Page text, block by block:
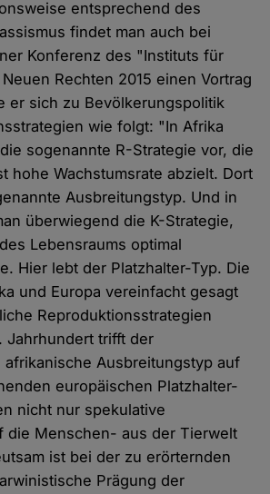
entsprechend des
findet man auch bei
Konferenz des "Instituts für
Rechten 2015 einen Vortrag
er sich zu Bevölkerungspolitik
wie folgt: "In Afrika
sogenannte R-Strategie vor, die
hohe Wachstumsrate abzielt. Dort
Ausbreitungstyp. Und in
überwiegend die K-Strategie,
Lebensraums optimal
Hier lebt der Platzhalter-Typ. Die
und Europa vereinfacht gesagt
Reproduktionsstrategien
Jahrhundert trifft der
afrikanische Ausbreitungstyp auf
europäischen Platzhalter-
nicht nur spekulative
die Menschen- aus der Tierwelt
ist bei der zu erörternden
Prägung der